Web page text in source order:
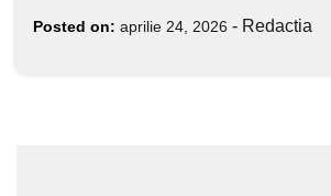
Posted on: aprilie 24, 2026 - Redactia